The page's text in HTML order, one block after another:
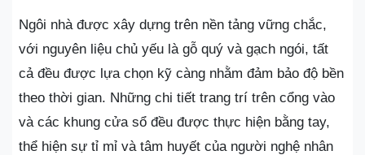
Ngôi nhà được xây dựng trên nền tảng vững chắc,
với nguyên liệu chủ yếu là gỗ quý và gạch ngói, tất
cả đều được lựa chọn kỹ càng nhằm đảm bảo độ bền
theo thời gian. Những chi tiết trang trí trên cổng vào
và các khung cửa sổ đều được thực hiện bằng tay,
thể hiện sự tỉ mỉ và tâm huyết của người nghệ nhân